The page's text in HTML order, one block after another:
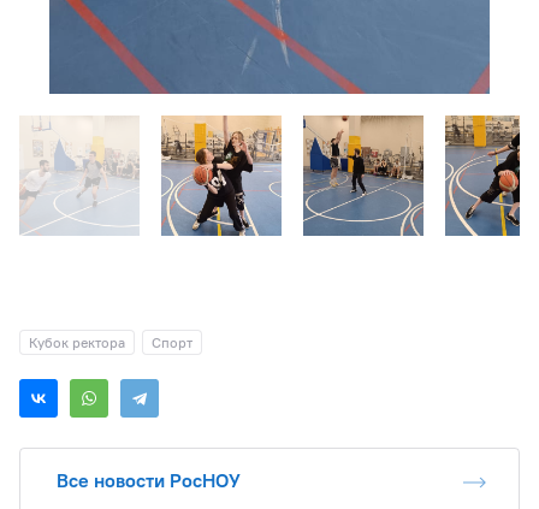
Кубок ректора Спорт
Все новости РосНОУ